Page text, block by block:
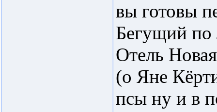
вы готовы
Бегущий по
Отель
(о Яне
псы ну и в